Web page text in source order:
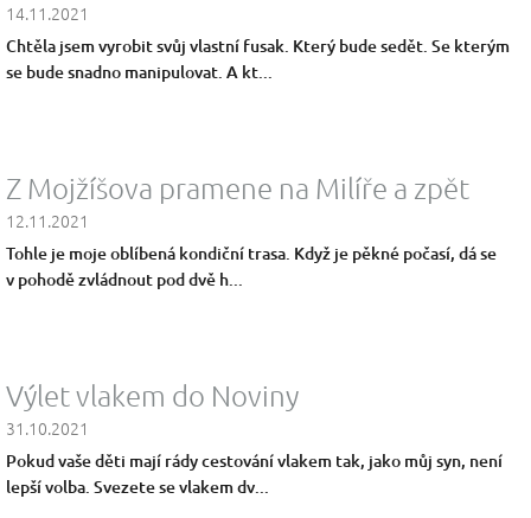
14.11.2021
Chtěla jsem vyrobit svůj vlastní fusak. Který bude sedět. Se kterým
se bude snadno manipulovat. A kt...
Z Mojžíšova pramene na Milíře a zpět
12.11.2021
Tohle je moje oblíbená kondiční trasa. Když je pěkné počasí, dá se
v pohodě zvládnout pod dvě h...
Výlet vlakem do Noviny
31.10.2021
Pokud vaše děti mají rády cestování vlakem tak, jako můj syn, není
lepší volba. Svezete se vlakem dv...